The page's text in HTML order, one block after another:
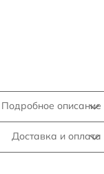
Подробное описание
Доставка и оплата